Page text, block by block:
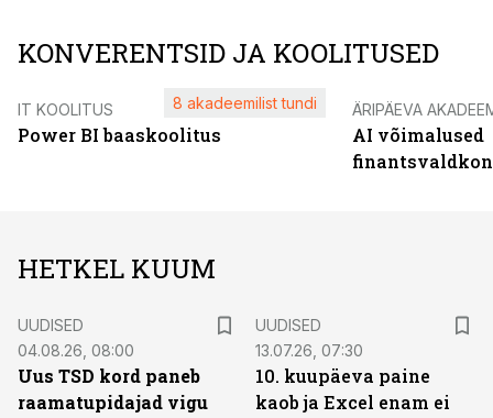
KONVERENTSID JA KOOLITUSED
IT KOOLITUS
Power BI baaskoolitus
8 akadeemilist tundi ÄRIPÄEVA
AI võimalused
HETKEL KUUM
UUDISED
04.08.26, 08:00
Uus TSD kord paneb
raamatupidajad vigu
UUDISED
13.07.26, 07:30
10. kuupäeva paine
kaob ja Excel enam ei